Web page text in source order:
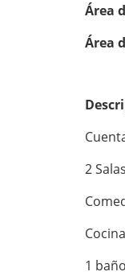
Área
Área
2 Salas
Cocina
1